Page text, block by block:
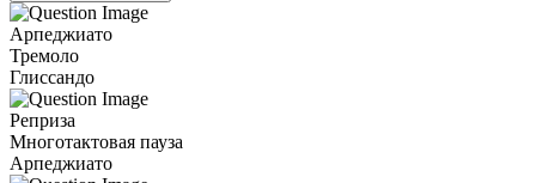
Арпеджиато
Тремоло
Глиссандо
Реприза
Многотактовая пауза
Арпеджиато